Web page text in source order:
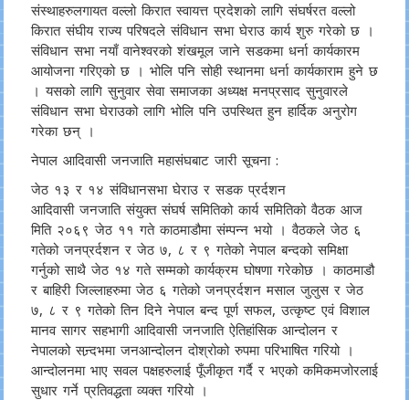
संस्थाहरुलगायत वल्लो किरात स्वायत्त प्रदेशको लागि संघर्षरत वल्लो
किरात संघीय राज्य परिषदले संविधान सभा घेराउ कार्य शुरु गरेको छ ।
संविधान सभा नयाँ वानेश्वरको शंखमूल जाने सडकमा धर्ना कार्यकारम
आयोजना गरिएको छ । भोलि पनि सोही स्थानमा धर्ना कार्यकाराम हुने छ
। यसको लागि सुनुवार सेवा समाजका अध्यक्ष मनप्रसाद सुनुवारले
संविधान सभा घेराउको लागि भोलि पनि उपस्थित हुन हार्दिक अनुरोग
गरेका छन् ।
नेपाल आदिवासी जनजाति महासंघबाट जारी सूचना :
जेठ १३ र १४ संविधानसभा घेराउ र सडक प्रर्दशन
आदिवासी जनजाति संयुक्त संघर्ष समितिको कार्य समितिको वैठक आज
मिति २०६९ जेठ ११ गते काठमाडौमा संम्पन्न भयो । वैठकले जेठ ६
गतेको जनप्रर्दशन र जेठ ७, ८ र ९ गतेको नेपाल बन्दको समिक्षा
गर्नुको साथै जेठ १४ गते सम्मको कार्यक्रम घोषणा गरेकोछ । काठमाडौ
र बाहिरी जिल्लाहरुमा जेठ ६ गतेको जनप्रर्दशन मसाल जुलुस र जेठ
७, ८ र ९ गतेको तिन दिने नेपाल बन्द पूर्ण सफल, उत्कृष्ट एवं विशाल
मानव सागर सहभागी आदिवासी जनजाति ऐतिहांसिक आन्दोलन र
नेपालको सन्र्दभमा जनआन्दोलन दोश्रोको रुपमा परिभाषित गरियो ।
आन्दोलनमा भाए सवल पक्षहरुलाई पूँजीकृत गर्दै र भएको कमिकमजोरलाई
सुधार गर्ने प्रतिवद्धता व्यक्त गरियो ।